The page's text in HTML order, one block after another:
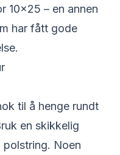
10×25 – en annen
har fått gode
til å henge rundt
en skikkelig
polstring. Noen